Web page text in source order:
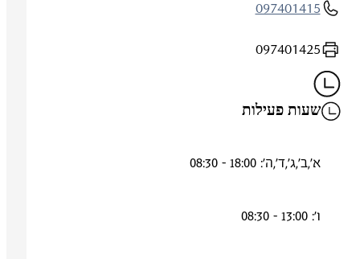
097401415
097401425
שעות פעילות
א',ב',ג',ד',ה': 18:00 - 08:30